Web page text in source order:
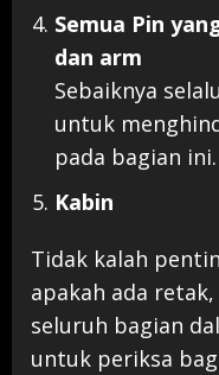
Semua Pin
dan arm
Sebaiknya
untuk
pada bagian ini.
Kabin
Tidak kalah
apakah ada
seluruh bagian
untuk periksa